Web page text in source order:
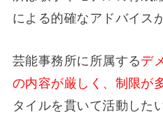
による的確なアドバイス
芸能事務所に所属するデ
の内容が厳しく、制限が
タイルを貫いて活動した